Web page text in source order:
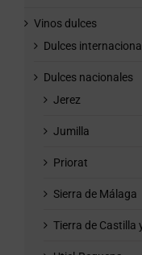
Vinos dulces
Dulces
Dulces nacionales
Jerez
Jumilla
Priorat
Sierra de Málaga
Tierra de Castilla